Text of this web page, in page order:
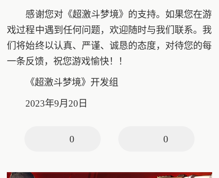
感谢您对《超激斗梦境》的支持。如果您在游
戏过程中遇到任何问题，欢迎随时与我们联系。我
们将始终以认真、严谨、诚恳的态度，对待您的每
一条反馈，祝您游戏愉快！！
《超激斗梦境》开发组
2023年9月20日
0 0